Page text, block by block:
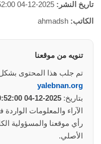
تاريخ النشر: 2025-12-04 19:52:00
الكاتب: ahmadsh
تنويه من موقعنا
تم جلب هذا المحتوى
yalebnan.org
بتاريخ: 2025-12-04 19:52:00
الآراء والمعلومات
رأي موقعنا والمسؤولية
الأصلي.